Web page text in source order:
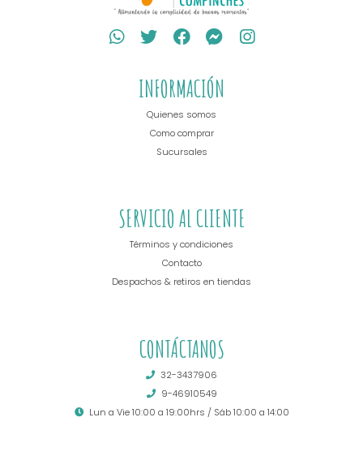
INFORMACIÓN
Quienes somos
Como comprar
Sucursales
SERVICIO AL CLIENTE
Términos y condiciones
Contacto
Despachos & retiros en tiendas
CONTÁCTANOS
32-3437906
9-46910549
Lun a Vie 10:00 a 19:00hrs / Sáb 10:00 a 14:00